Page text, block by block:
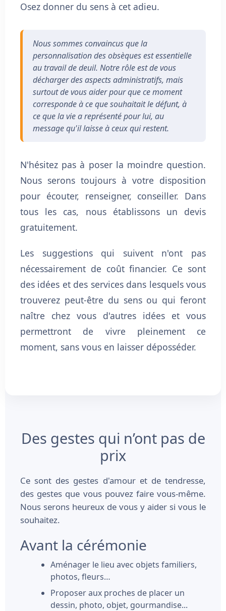
Osez donner du sens à cet adieu.
Nous sommes convaincus que la
personnalisation des obsèques est essentielle
au travail de deuil. Notre rôle est de vous
décharger des aspects administratifs, mais
surtout de vous aider pour que ce moment
corresponde à ce que souhaitait le défunt, à
ce que la vie a représenté pour lui, au
message qu'il laisse à ceux qui restent.
N'hésitez pas à poser la moindre question.
Nous serons toujours à votre disposition
pour écouter, renseigner, conseiller. Dans
tous les cas, nous établissons un devis
gratuitement.
Les suggestions qui suivent n'ont pas
nécessairement de coût financier. Ce sont
des idées et des services dans lesquels vous
trouverez peut-être du sens ou qui feront
naître chez vous d'autres idées et vous
permettront de vivre pleinement ce
moment, sans vous en laisser déposséder.
Des gestes qui n’ont pas de
prix
Ce sont des gestes d'amour et de tendresse,
des gestes que vous pouvez faire vous-même.
Nous serons heureux de vous y aider si vous le
souhaitez.
Avant la cérémonie
Aménager le lieu avec objets familiers,
photos, fleurs…
Proposer aux proches de placer un
dessin, photo, objet, gourmandise...